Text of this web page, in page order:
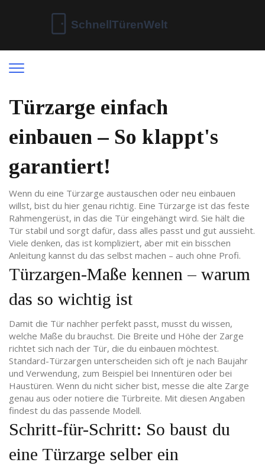
Türzarge einfach
einbauen – So klappt's
garantiert!
Wenn du eine Türzarge austauschen oder neu einbauen
willst, bist du hier genau richtig. Eine Türzarge ist das feste
Rahmengerüst, in das die Tür eingehängt wird. Sie hält die
Tür stabil und sorgt dafür, dass alles passt und gut aussieht.
Viele denken, das ist kompliziert, aber mit ein bisschen
Anleitung kannst du das selbst machen – auch ohne Profi.
Türzargen-Maße kennen – warum
das so wichtig ist
Damit die Tür nachher perfekt passt, musst du wissen,
welche Maße du brauchst. Die Breite und Höhe der Zarge
richtet sich nach der Tür, die du einbauen möchtest.
Standard-Türzargen unterscheiden sich oft je nach Baujahr
und Verwendung, zum Beispiel bei Innentüren oder bei
Haustüren. Wenn du nicht sicher bist, messe die alte Zarge
genau aus oder notiere die Türbreite. Mit diesen Angaben
findest du das passende Modell.
Schritt-für-Schritt: So baust du
eine Türzarge selber ein